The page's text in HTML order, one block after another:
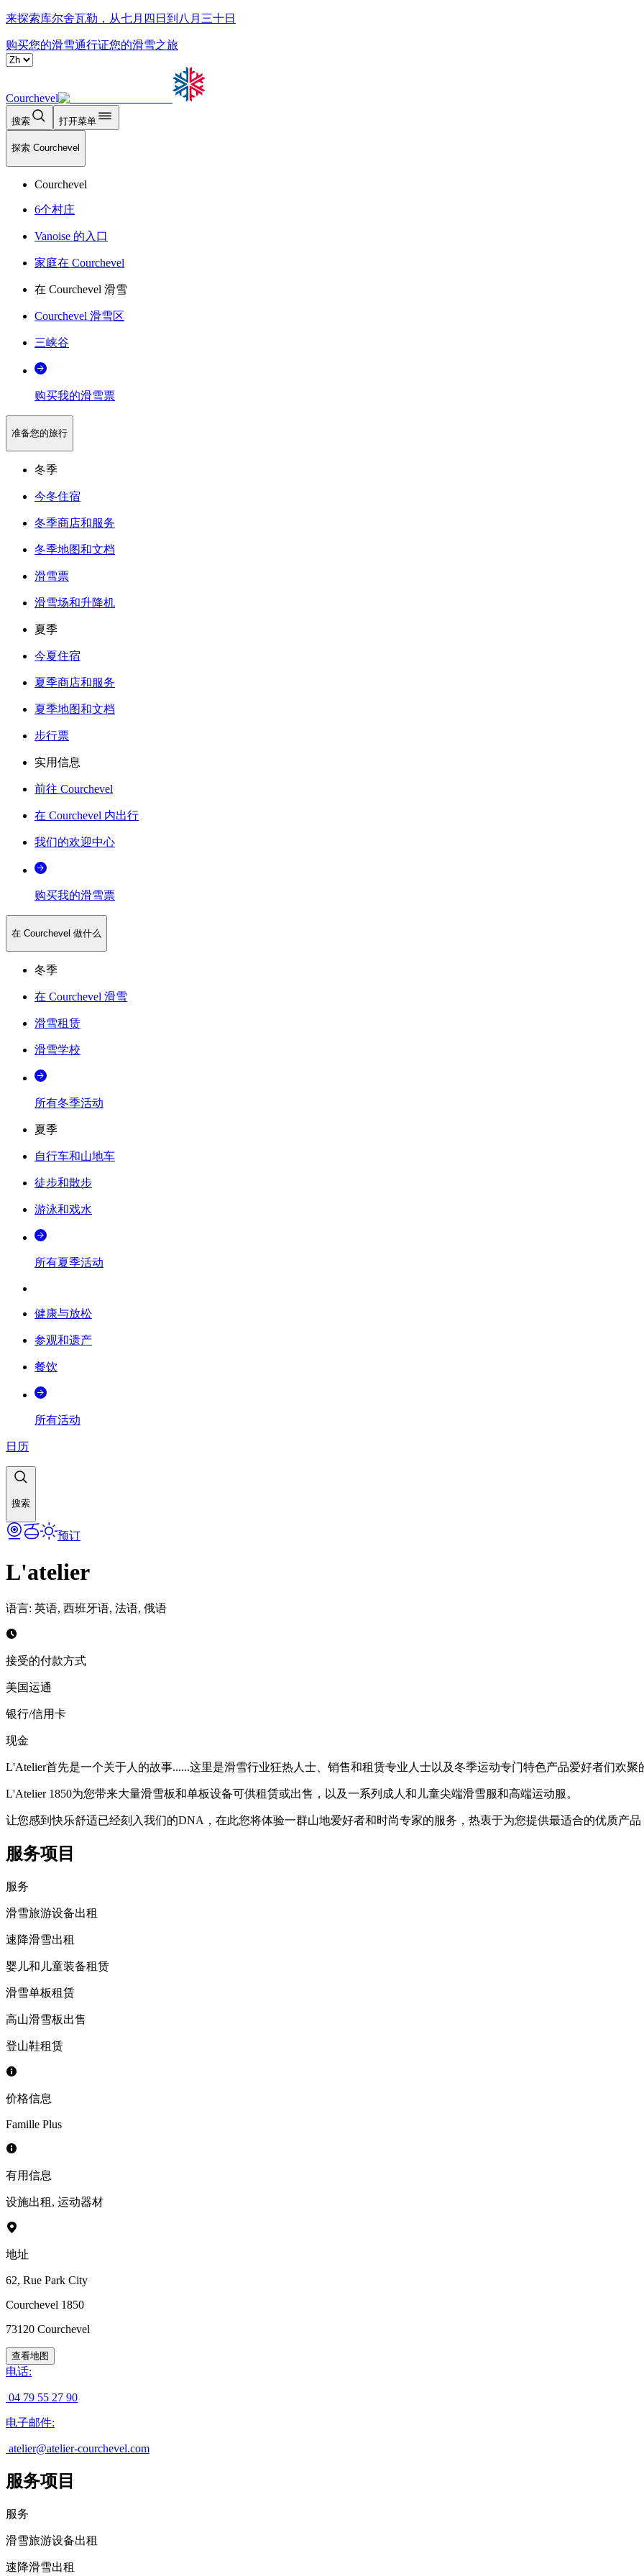
来探索库尔舍瓦勒，从七月四日到八月三十日
购买您的滑雪通行证您的滑雪之旅
Courchevel
搜索 打开菜单
探索 Courchevel
Courchevel
6个村庄
Vanoise 的入口
家庭在 Courchevel
在 Courchevel 滑雪
Courchevel 滑雪区
三峡谷
购买我的滑雪票
准备您的旅行
冬季
今冬住宿
冬季商店和服务
冬季地图和文档
滑雪票
滑雪场和升降机
夏季
今夏住宿
夏季商店和服务
夏季地图和文档
步行票
实用信息
前往 Courchevel
在 Courchevel 内出行
我们的欢迎中心
购买我的滑雪票
在 Courchevel 做什么
冬季
在 Courchevel 滑雪
滑雪租赁
滑雪学校
所有冬季活动
夏季
自行车和山地车
徒步和散步
游泳和戏水
所有夏季活动
健康与放松
参观和遗产
餐饮
所有活动
日历
搜索
预订
L'atelier
语言: 英语, 西班牙语, 法语, 俄语
接受的付款方式
美国运通
银行/信用卡
现金
L'Atelier首先是一个关于人的故事......这里是滑雪行业狂热人士、销售和租赁专业人士以及冬季运动专门特色产品爱好者们欢聚
L'Atelier 1850为您带来大量滑雪板和单板设备可供租赁或出售，以及一系列成人和儿童尖端滑雪服和高端运动服。
让您感到快乐舒适已经刻入我们的DNA，在此您将体验一群山地爱好者和时尚专家的服务，热衷于为您提供最适合的优质产品
服务项目
服务
滑雪旅游设备出租
速降滑雪出租
婴儿和儿童装备租赁
滑雪单板租赁
高山滑雪板出售
登山鞋租赁
价格信息
Famille Plus
有用信息
设施出租 , 运动器材
地址
62, Rue Park City
Courchevel 1850
73120 Courchevel
查看地图
电话:
04 79 55 27 90
电子邮件:
atelier@atelier-courchevel.com
服务项目
服务
滑雪旅游设备出租
速降滑雪出租